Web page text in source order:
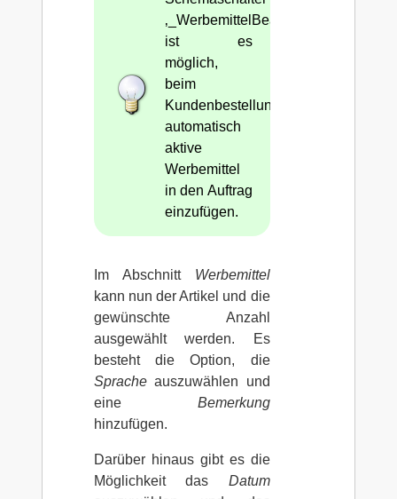
‚_WerbemittelBeachten=#1‘
ist es
möglich,
beim
Kundenbestellungsimport
automatisch
aktive
Werbemittel
in den Auftrag
einzufügen.
Im Abschnitt Werbemittel
kann nun der Artikel und die
gewünschte Anzahl
ausgewählt werden. Es
besteht die Option, die
Spracheauszuwählen und
eine Bemerkung
hinzufügen.
Darüber hinaus gibt es die
Möglichkeit das Datum